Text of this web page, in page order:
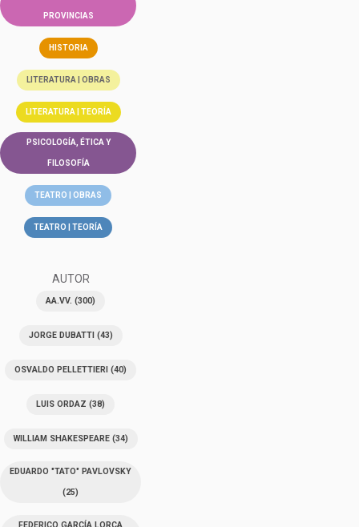
PROVINCIAS
HISTORIA
LITERATURA | OBRAS
LITERATURA | TEORÍA
PSICOLOGÍA, ÉTICA Y
FILOSOFÍA
TEATRO | OBRAS
TEATRO | TEORÍA
AUTOR
AA.VV. (300)
JORGE DUBATTI(43)
OSVALDO PELLETTIERI (40)
LUIS ORDAZ (38)
WILLIAM SHAKESPEARE(34)
EDUARDO "TATO" PAVLOVSKY
(25)